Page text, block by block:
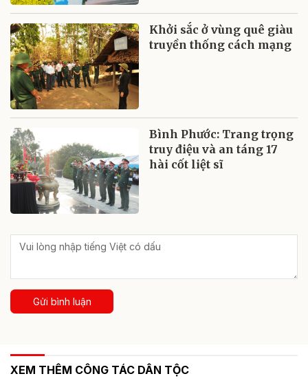
Khởi sắc ở vùng quê giàu
truyền thống cách mạng
Bình Phước: Trang trọng
truy điệu và an táng 17
hài cốt liệt sĩ
Gửi bình luận
XEM THÊM CÔNG TÁC DÂN TỘC